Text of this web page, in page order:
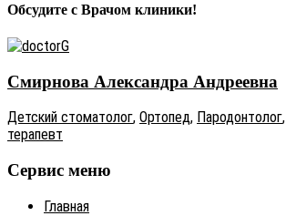
Обсудите с Врачом клиники!
Смирнова Александра Андреевна
Детский стоматолог, Ортопед, Пародонтолог,
терапевт
Сервис меню
Главная